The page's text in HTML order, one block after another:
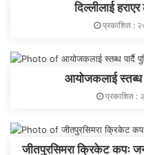
दिल्लीलाई
प्रकाशित :
आयोजकलाई स्तब्ध
प्रकाशित :
जीतपुरसिमरा क्रिकेट कपः